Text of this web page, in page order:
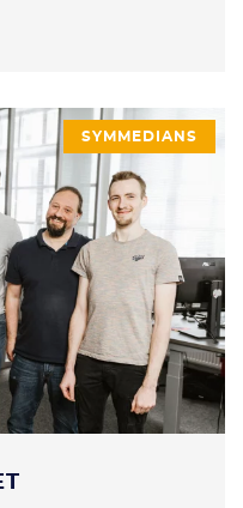
SYMMEDIANS